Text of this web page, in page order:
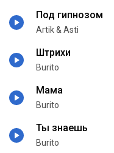
Под гипнозом
Artik & Asti
Штрихи
Burito
Мама
Burito
Ты знаешь
Burito